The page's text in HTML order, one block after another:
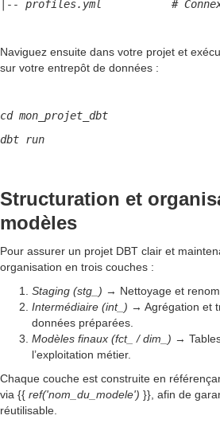
│-- profiles.yml # Connexion
Naviguez ensuite dans votre projet et
sur votre entrepôt de données :
cd mon_projet_dbt
dbt run
Structuration et
modèles
Pour assurer un projet DBT clair et
organisation en trois couches :
Staging (stg_) → Nettoyage et
Intermédiaire (int_) → Agrégation et
données préparées.
Modèles finaux (fct_ / dim_) →
l’exploitation métier.
Chaque couche est construite en
via {{ ref('nom_du_modele') }}, afin de
réutilisable.